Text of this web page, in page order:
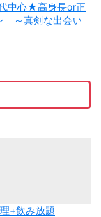
中心★高身長or正
～真剣な出会い
+飲み放題